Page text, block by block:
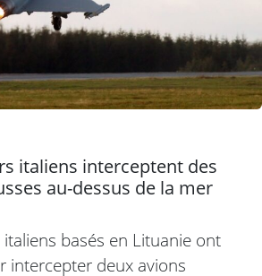
italiens interceptent des
au-dessus de la mer
basés en Lituanie ont
intercepter deux avions